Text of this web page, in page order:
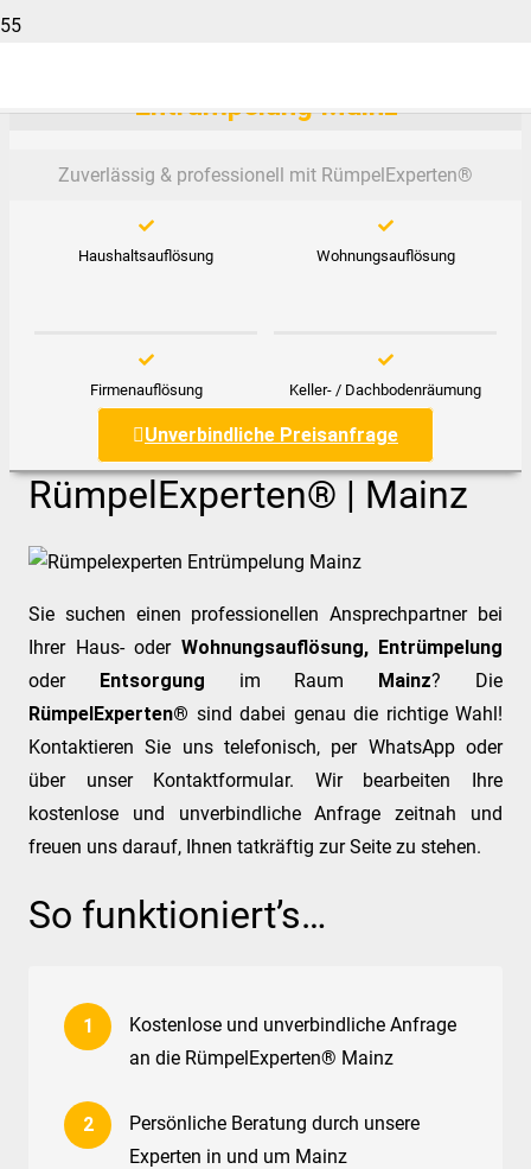
Entrümpelung Mainz
Zuverlässig & professionell mit RümpelExperten®️
Haushaltsauflösung Wohnungsauflösung
Firmenauflösung Keller- / Dachbodenräumung
Unverbindliche Preisanfrage
RümpelExperten® | Mainz
Sie suchen einen professionellen Ansprechpartner bei
Ihrer Haus- oder Wohnungsauflösung, Entrümpelung
oder Entsorgung im Raum Mainz? Die
RümpelExperten® sind dabei genau die richtige Wahl!
Kontaktieren Sie uns telefonisch, per WhatsApp oder
über unser Kontaktformular. Wir bearbeiten Ihre
kostenlose und unverbindliche Anfrage zeitnah und
freuen uns darauf, Ihnen tatkräftig zur Seite zu stehen.
So funktioniert’s…
Kostenlose und unverbindliche Anfrage
an die RümpelExperten® Mainz
Persönliche Beratung durch unsere
Experten in und um Mainz